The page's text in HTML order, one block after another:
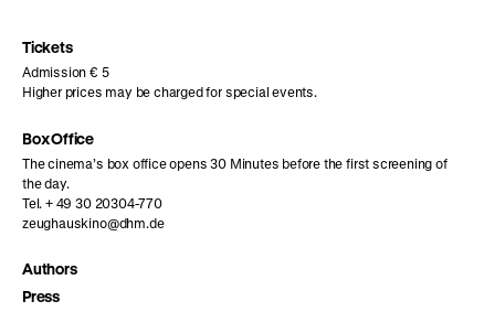
Tickets
Admission € 5
Higher prices may be charged for special events.
Box Office
The cinema’s box office opens 30 Minutes before the first screening of
the day.
Tel. + 49 30 20304-770
zeughauskino@dhm.de
Authors
Press